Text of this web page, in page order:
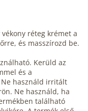
réteg krémet a
és masszírozd be.
Kerüld az
és a
használd irritált
Ne használd, ha
található